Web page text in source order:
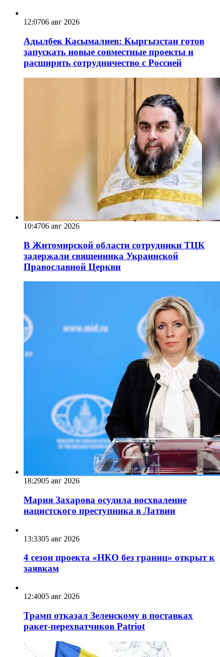
12:0706 авг 2026
Адылбек Касымалиев: Кыргызстан готов
запускать новые совместные проекты и
расширять сотрудничество с Россией
10:4706 авг 2026
В Житомирской области сотрудники ТЦК
задержали священника Украинской
Православной Церкви
18:2905 авг 2026
Мария Захарова осудила восхваление
нацистского преступника в Латвии
13:3305 авг 2026
4 сезон проекта «НКО без границ» открыт к
заявкам
12:4005 авг 2026
Трамп отказал Зеленскому в поставках
ракет-перехватчиков Patriot